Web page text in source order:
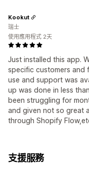
Just installed this app.
specific customers and
use and support was
up was done in less
been struggling for
and given not so great
through Shopify
Kookut
瑞士
使用應用程式 2天
支援服務